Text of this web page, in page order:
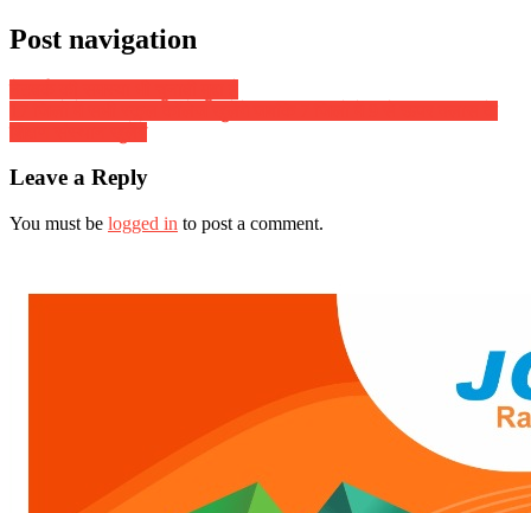
Post navigation
Leave a Reply
You must be logged in to post a comment.